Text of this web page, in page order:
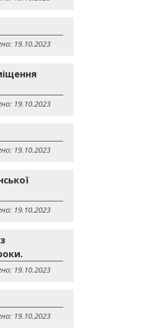
19.10.2023
19.10.2023
19.10.2023
19.10.2023
19.10.2023
19.10.2023